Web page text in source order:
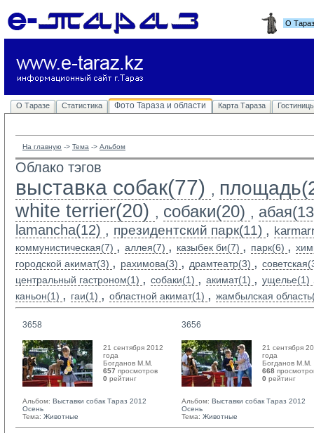
О
О Таразе Статистика Фото Тараза и области Карта Тараза
На главную -> Тема -> Альбом
Облако тэгов
выставка собак(77) ,
white terrier(20) , собаки(20) ,
lamancha(12) , президентский парк(11) ,
коммунистическая(7) , аллея(7) , казыбек би(7) , парк(6) ,
городской акимат(3) , рахимова(3) , драмтеатр(3) ,
центральный гастроном(1) , собаки(1) , акимат(1) , ущелье(1)
каньон(1) , гаи(1) , областной акимат(1) , жамбылская
3658
21 сентября 2012
года
Богданов М.М.
657 просмотров
0 рейтинг
Альбом: Выставки собак Тараз 2012
Осень
Тема: Животные
3656
21 сентября
года
Богданов М.М.
668
0 рейтинг
Альбом: Выставки собак Тараз 2012
Осень
Тема: Животные